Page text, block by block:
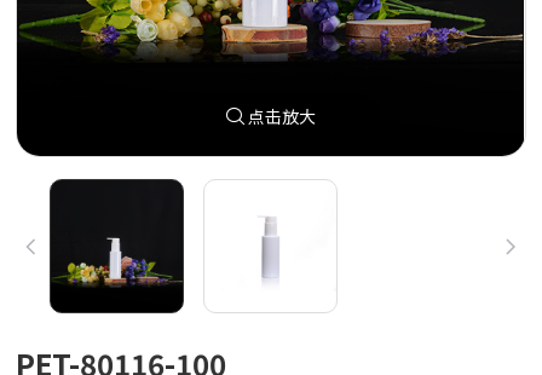
点击放大
PET-80116-100